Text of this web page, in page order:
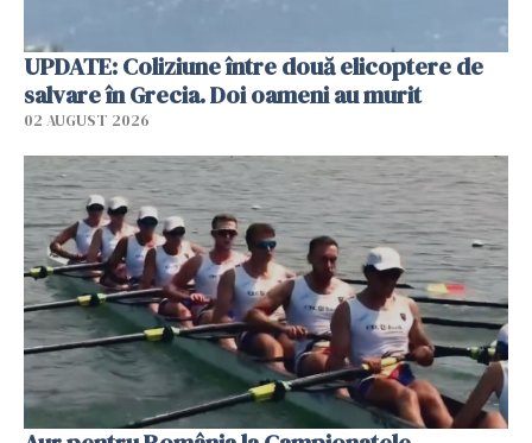
UPDATE: Coliziune între două elicoptere de
salvare în Grecia. Doi oameni au murit
02 AUGUST 2026